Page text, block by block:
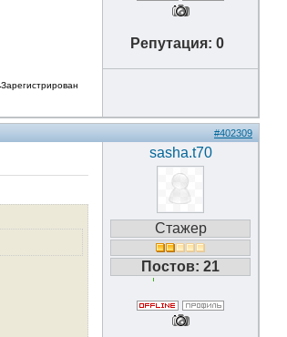
Репутация: 0
Зарегистрирован
#402309
sasha.t70
Стажер
Постов: 21